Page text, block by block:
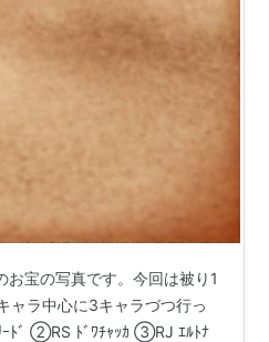
宝の写真です。今回は被り1
ャラ中心に3キャラづつ行っ
ﾄﾞ ②RS ﾄﾞﾜﾁｬｯｶ ③RJ ｴﾙﾄﾅ